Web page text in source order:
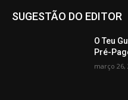
SUGESTÃO DO EDITOR
O Teu
Pré-
março 26,